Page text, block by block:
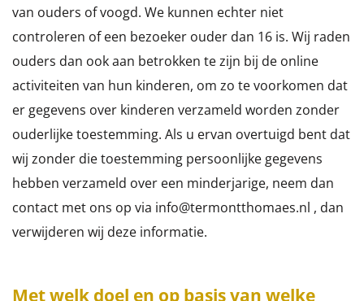
van ouders of voogd. We kunnen echter niet
controleren of een bezoeker ouder dan 16 is. Wij raden
ouders dan ook aan betrokken te zijn bij de online
activiteiten van hun kinderen, om zo te voorkomen dat
er gegevens over kinderen verzameld worden zonder
ouderlijke toestemming. Als u ervan overtuigd bent dat
wij zonder die toestemming persoonlijke gegevens
hebben verzameld over een minderjarige, neem dan
contact met ons op via info@termontthomaes.nl , dan
verwijderen wij deze informatie.
Met welk doel en op basis van welke